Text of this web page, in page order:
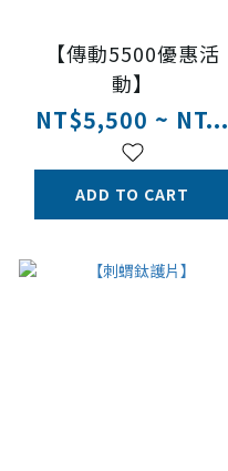
【傳動5500優惠活
動】
NT$5,500 ~ NT...
ADD TO CART